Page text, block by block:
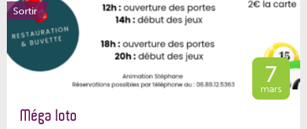
Sortir
7
mars
Méga loto